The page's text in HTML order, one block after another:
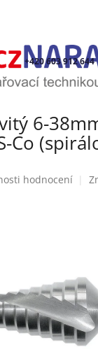
+420 603 912 644
6-
Co
hodnocení